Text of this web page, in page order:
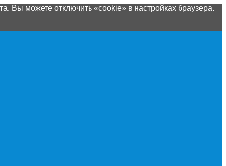
Вы можете отключить «cookie» в настройках браузера.